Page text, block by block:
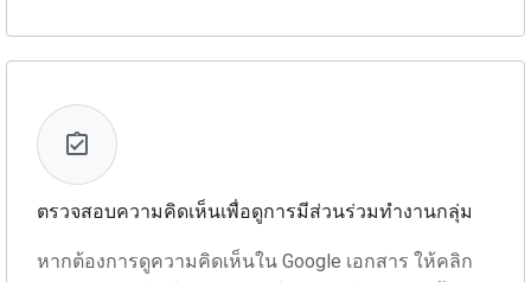
ตรวจสอบความคิดเห็นเพื่อดูการมีส่วนร่วมทำงานกลุ่ม
หากต้องการดูความคิดเห็นใน Google เอกสาร ให้คลิก